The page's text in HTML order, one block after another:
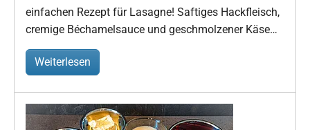
einfachen Rezept für Lasagne! Saftiges Hackfleisch,
cremige Béchamelsauce und geschmolzener Käse…
Weiterlesen